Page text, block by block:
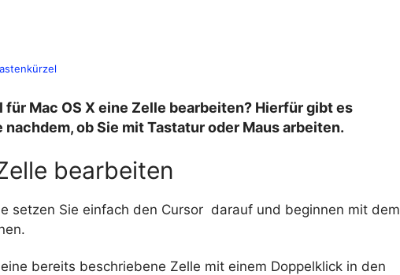
für Mac OS X eine Zelle bearbeiten? Hierfür gibt es
nachdem, ob Sie mit Tastatur oder Maus arbeiten.
bearbeiten
setzen Sie einfach den Cursor darauf und beginnen mit dem
bereits beschriebene Zelle mit einem Doppelklick in den